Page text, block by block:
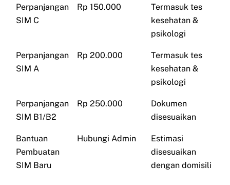
Perpanjangan
SIM C
Rp 150.000
Termasuk tes
kesehatan &
psikologi
Perpanjangan
SIM A
Rp 200.000
Termasuk tes
kesehatan &
psikologi
Perpanjangan
SIM B1/B2
Rp 250.000
Dokumen
disesuaikan
Bantuan
Pembuatan
SIM Baru
Hubungi Admin
Estimasi
disesuaikan
dengan domisili